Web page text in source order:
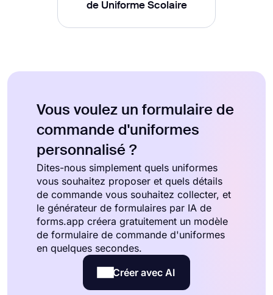
de Uniforme Scolaire
Vous voulez un formulaire de
commande d'uniformes
personnalisé ?
Dites-nous simplement quels uniformes
vous souhaitez proposer et quels détails
de commande vous souhaitez collecter, et
le générateur de formulaires par IA de
forms.app créera gratuitement un modèle
de formulaire de commande d'uniformes
en quelques secondes.
Créer avec AI